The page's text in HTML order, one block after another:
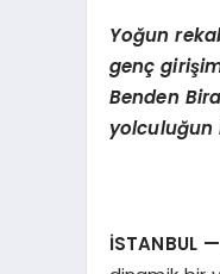
Yoğun
genç
Benden
yolculuğun
İSTANBUL —